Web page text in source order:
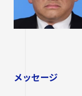
メッセージ